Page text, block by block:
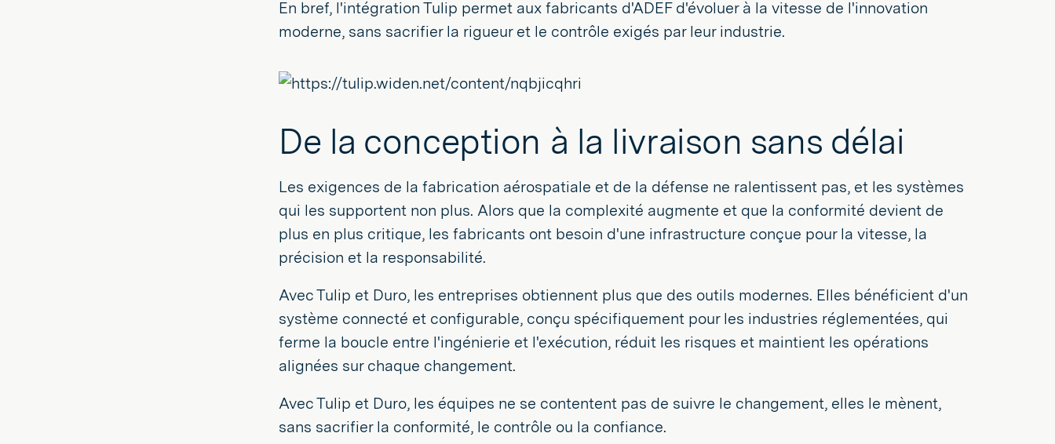
En bref, l'intégration Tulip permet aux fabricants d'ADEF d'évoluer à la vitesse de l'innovation
moderne, sans sacrifier la rigueur et le contrôle exigés par leur industrie.
De la conception à la livraison sans délai
Les exigences de la fabrication aérospatiale et de la défense ne ralentissent pas, et les systèmes
qui les supportent non plus. Alors que la complexité augmente et que la conformité devient de
plus en plus critique, les fabricants ont besoin d'une infrastructure conçue pour la vitesse, la
précision et la responsabilité.
Avec Tulip et Duro, les entreprises obtiennent plus que des outils modernes. Elles bénéficient d'un
système connecté et configurable, conçu spécifiquement pour les industries réglementées, qui
ferme la boucle entre l'ingénierie et l'exécution, réduit les risques et maintient les opérations
alignées sur chaque changement.
Avec Tulip et Duro, les équipes ne se contentent pas de suivre le changement, elles le mènent,
sans sacrifier la conformité, le contrôle ou la confiance.